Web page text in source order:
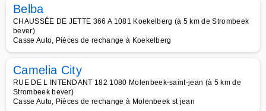
Belba
CHAUSSÉE DE JETTE 366 A 1081 Koekelberg (à 5 km de Strombeek
bever)
Casse Auto, Pièces de rechange à Koekelberg
Camelia City
RUE DE L INTENDANT 182 1080 Molenbeek-saint-jean (à 5 km de
Strombeek bever)
Casse Auto, Pièces de rechange à Molenbeek st jean